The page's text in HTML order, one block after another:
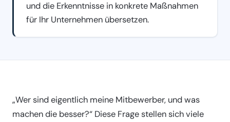
und die Erkenntnisse in konkrete Maßnahmen
für Ihr Unternehmen übersetzen.
„Wer sind eigentlich meine Mitbewerber, und was
machen die besser?“ Diese Frage stellen sich viele